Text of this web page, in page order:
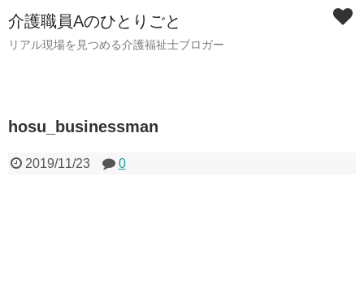
介護職員Aのひとりごと
リアル現場を見つめる介護福祉士ブロガー
hosu_businessman
2019/11/23 0